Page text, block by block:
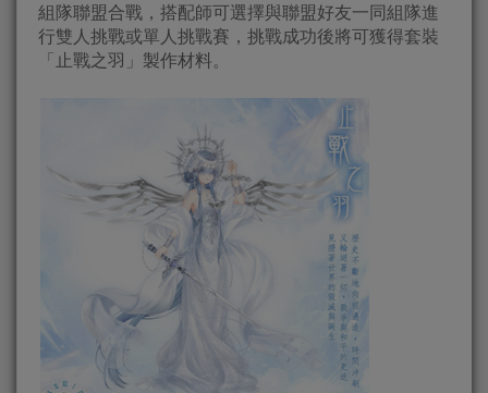
組隊聯盟合戰，搭配師可選擇與聯盟好友一同組隊進
行雙人挑戰或單人挑戰賽，挑戰成功後將可獲得套裝
「止戰之羽」製作材料。